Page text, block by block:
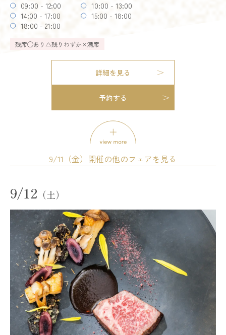
残りわずか
模擬披露宴
試食会
婚礼アイテム展示
お得なご来館特典プレゼント
12:00 - 12:30
13:00 - 13:30
16:00 - 16:30
18:00 - 18:30
◯あり △残りわずか×満席
詳細を見る
予約する
試食会 会場コーディネート展示
相談会
開催時間
11:00 - 14:00
14:00 - 17:00
17:00 - 20:00
残席◯あり△残りわずか×満席
詳細を見る
予約する
詳細を見る
予約する
試食会 会場コーディネート展示
婚礼アイテム展示
相談会
09:00 - 12:00
10:00 - 13:00
14:00 - 17:00
15:00 - 18:00
18:00 - 21:00
残席◯あり △残りわずか×満席
詳細を見る
予約する
9/11（金）開催の他のフェアを見る
9/12 （土）